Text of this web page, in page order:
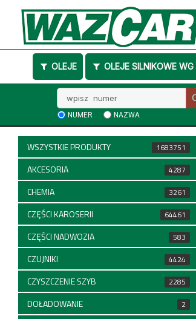
OLEJE OLEJE SILNIKOWE
numer
NUMER NAZWA
WSZYSTKIE PRODUKTY 1683751
AKCESORIA 4287
CHEMIA 3261
CZĘŚCI KAROSERII 64461
CZĘŚCI NADWOZIA 583
CZUJNIKI 4424
CZYSZCZENIE SZYB 2285
DOŁADOWANIE 2